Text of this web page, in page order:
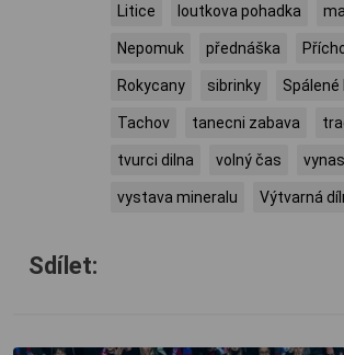
Litice loutkova pohadka
Nepomuk přednáška
Rokycany sibrinky Spálené
Tachov tanecni zabava
tvurci dilna volný čas
vystava mineralu Výtvarná
Sdílet: